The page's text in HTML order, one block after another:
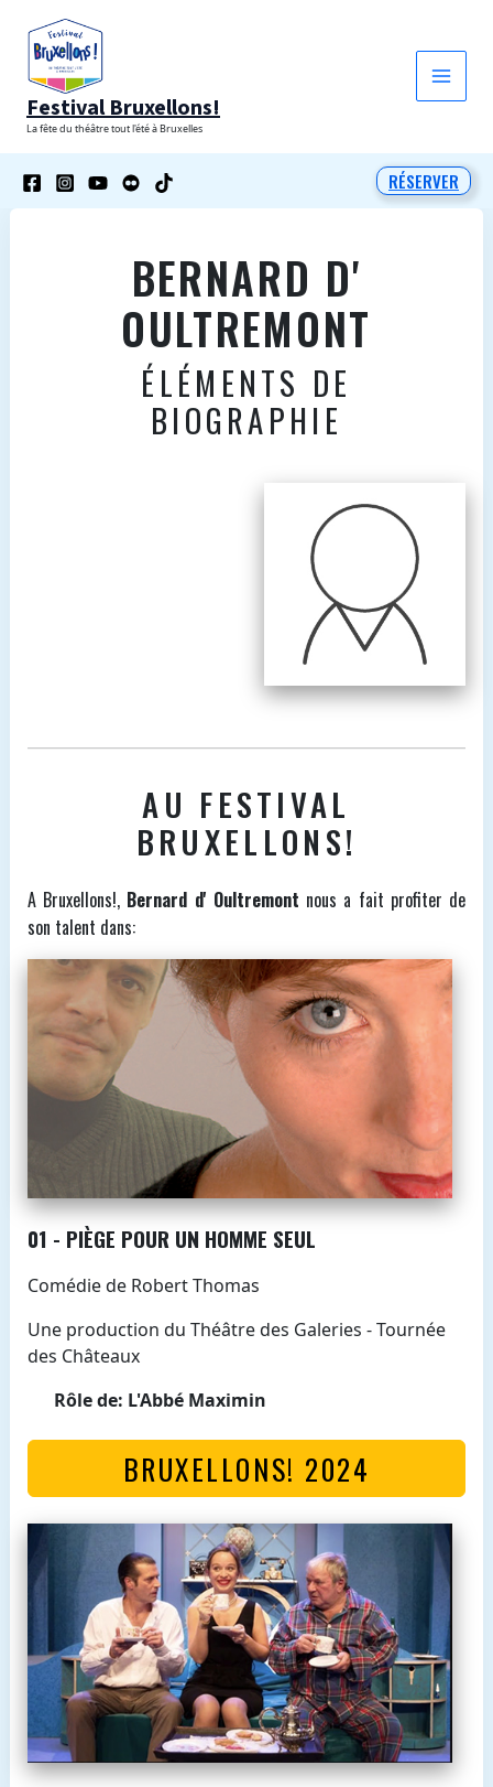
contenu
Festival Bruxellons!
La fête du théâtre tout l'été à Bruxelles
RÉSERVER
BERNARD D'
OULTREMONT
ÉLÉMENTS DE
BIOGRAPHIE
AU FESTIVAL
BRUXELLONS!
A Bruxellons!, Bernard d' Oultremont nous a fait profiter de
son talent dans:
01 - PIÈGE POUR UN HOMME SEUL
Comédie de Robert Thomas
Une production du Théâtre des Galeries - Tournée
des Châteaux
Rôle de: L'Abbé Maximin
BRUXELLONS! 2024